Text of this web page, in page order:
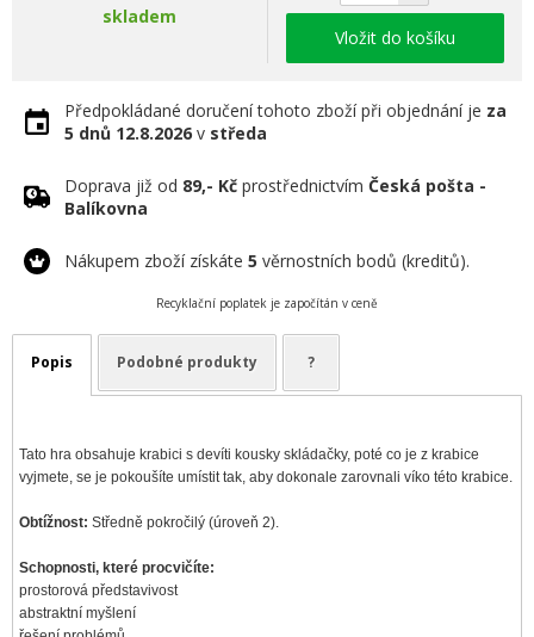
skladem
Vložit do košíku
Předpokládané doručení tohoto zboží při objednání je za
5 dnů 12.8.2026 v středa
Doprava již od 89,- Kč prostřednictvím Česká pošta -
Balíkovna
Nákupem zboží získáte 5 věrnostních bodů (kreditů).
Recyklační poplatek je započítán v ceně
Popis Podobné produkty ?
Tato hra obsahuje krabici s devíti kousky skládačky, poté co je z krabice
vyjmete, se je pokoušíte umístit tak, aby dokonale zarovnali víko této krabice.
Obtížnost: Středně pokročilý (úroveň 2).
Schopnosti, které procvičíte:
prostorová představivost
abstraktní myšlení